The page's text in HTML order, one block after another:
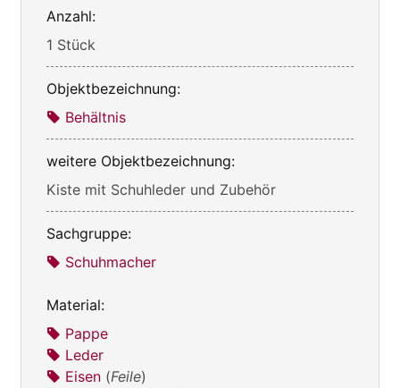
Anzahl:
1 Stück
Objektbezeichnung:
Behältnis
weitere Objektbezeichnung:
Kiste mit Schuhleder und Zubehör
Sachgruppe:
Schuhmacher
Material:
Pappe
Leder
Eisen (Feile)